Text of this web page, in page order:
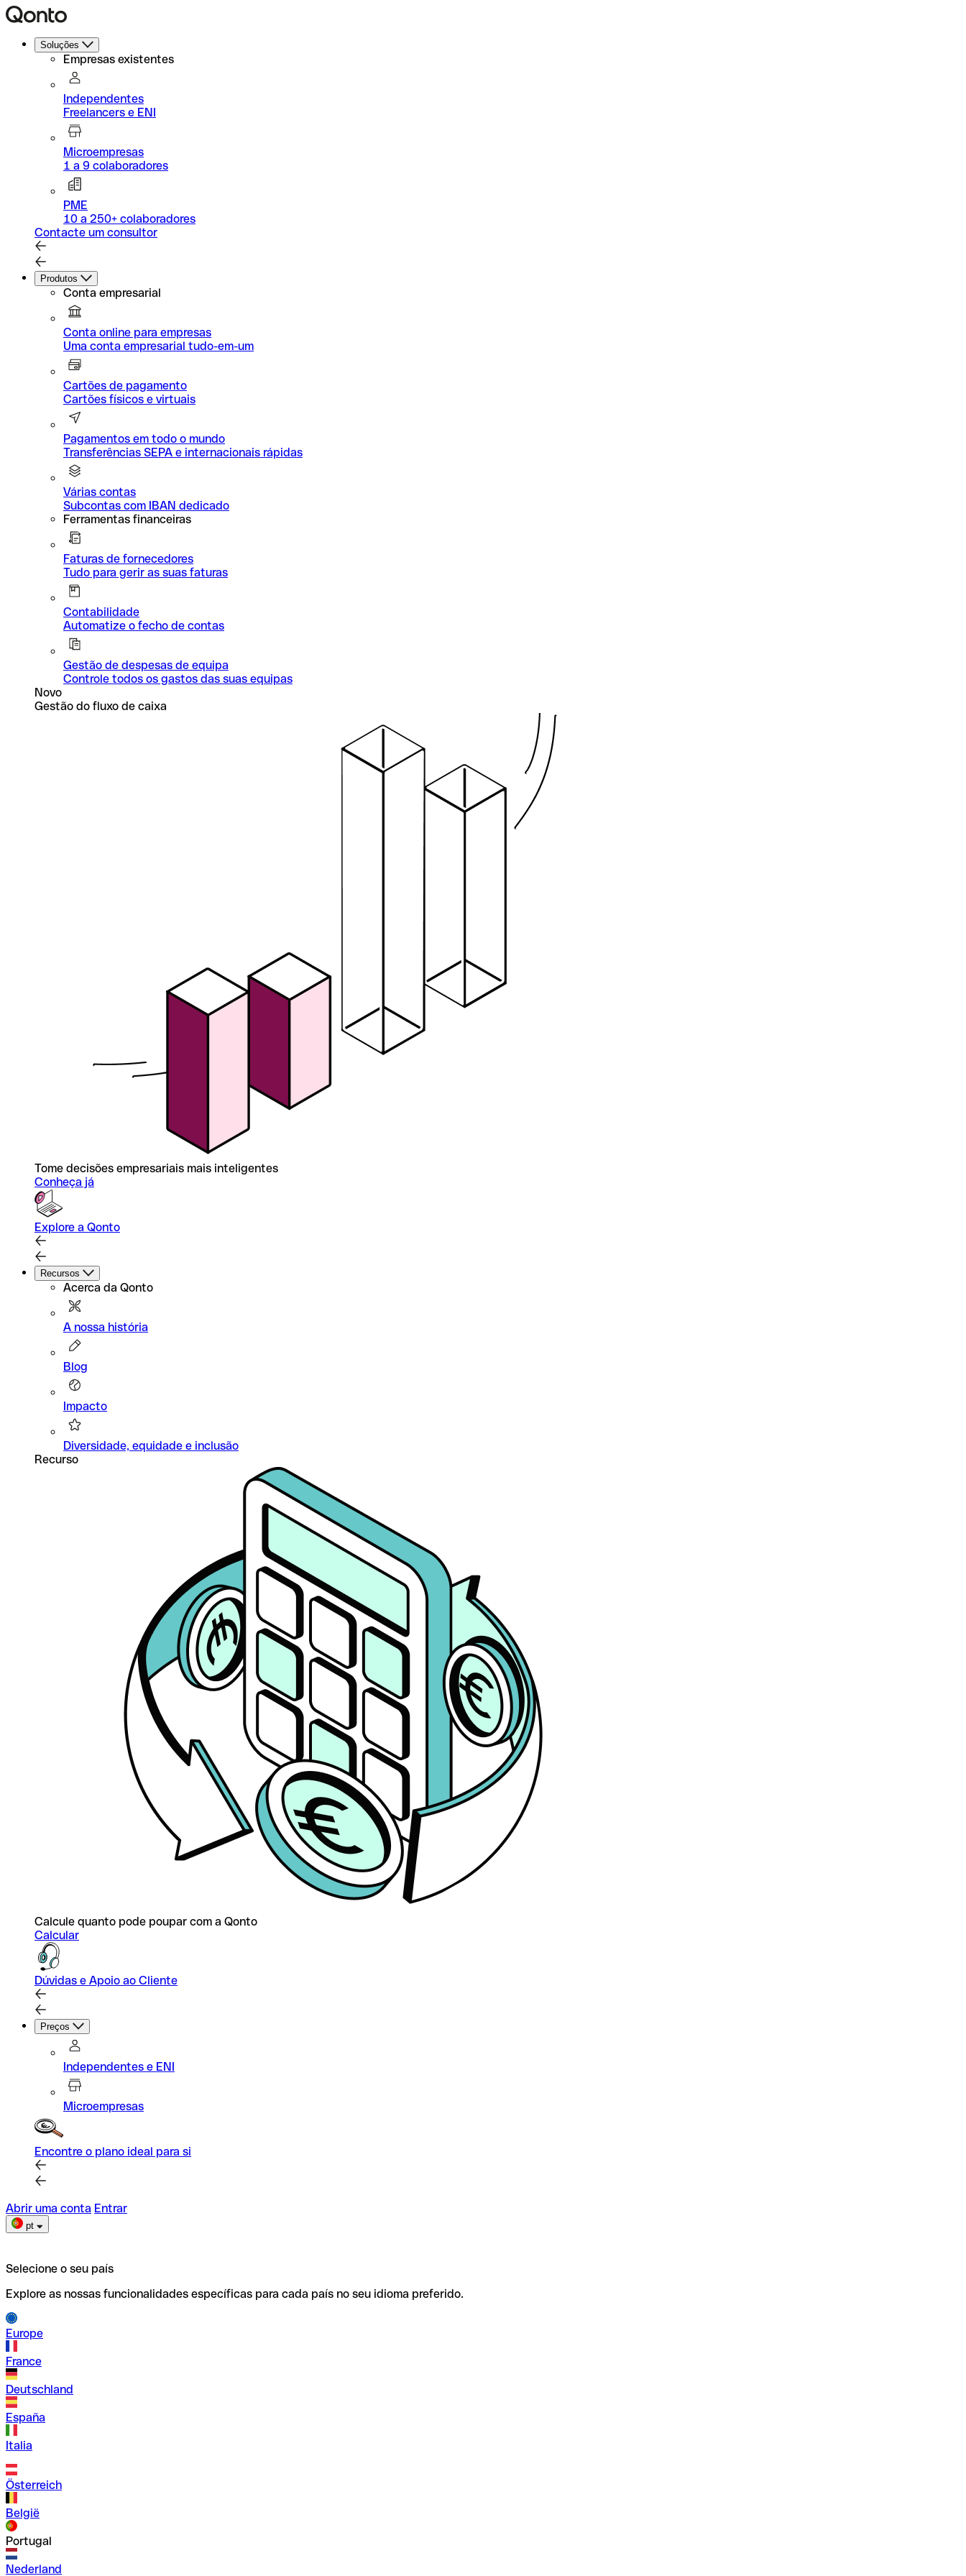
Soluções
Empresas existentes
Independentes
Freelancers e ENI
Microempresas
1 a 9 colaboradores
PME
10 a 250+ colaboradores
Contacte um consultor
Produtos
Conta empresarial
Conta online para empresas
Uma conta empresarial tudo-em-um
Cartões de pagamento
Cartões físicos e virtuais
Pagamentos em todo o mundo
Transferências SEPA e internacionais rápidas
Várias contas
Subcontas com IBAN dedicado
Ferramentas financeiras
Faturas de fornecedores
Tudo para gerir as suas faturas
Contabilidade
Automatize o fecho de contas
Gestão de despesas de equipa
Controle todos os gastos das suas equipas
Novo
Gestão do fluxo de caixa
Tome decisões empresariais mais inteligentes
Conheça já
Explore a Qonto
Recursos
Acerca da Qonto
A nossa história
Blog
Impacto
Diversidade, equidade e inclusão
Recurso
Calcule quanto pode poupar com a Qonto
Calcular
Dúvidas e Apoio ao Cliente
Preços
Independentes e ENI
Microempresas
Encontre o plano ideal para si
Abrir uma conta Entrar
pt
Selecione o seu país
Explore as nossas funcionalidades específicas para cada país no seu idioma preferido.
Europe
France
Deutschland
España
Italia
Österreich
België
Portugal
Nederland